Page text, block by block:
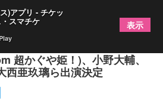
3弾出演アーティスト発表！夏
超かぐや姫！)、小野大輔、
亜玖璃ら出演決定
)アプリ - チケッ
スマチケ 表示